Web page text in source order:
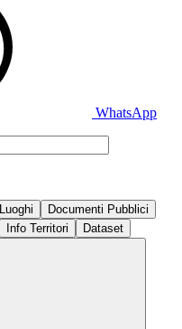
WhatsApp
Luoghi
Documenti Pubblici
Info Territori Dataset